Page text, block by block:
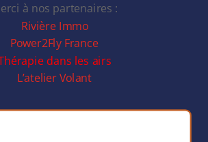
à nos partenaires :
Rivière Immo
Power2Fly France
dans les airs
L’atelier Volant